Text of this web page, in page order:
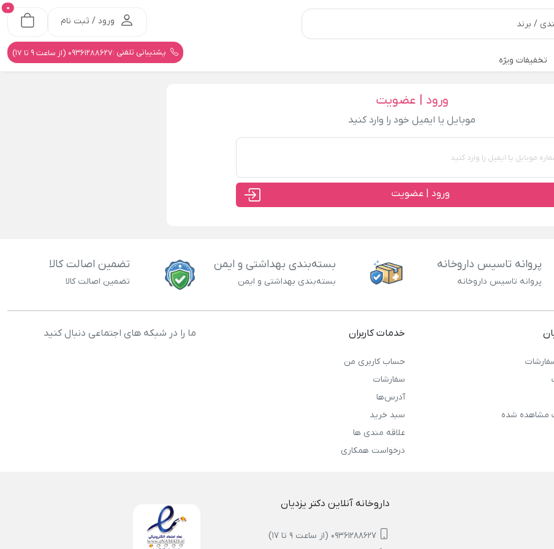
ورود / ثبت نام
0
پشتیبانی تلفنی :09361288627 (از ساعت 9 تا 17)
تخفیفات ویژه
ورود | عضویت
موبایل یا ایمیل خود را وارد کنید
ورود | عضویت
پروانه تاسیس داروخانه
پروانه تاسیس داروخانه
بسته‌بندی بهداشتی و ایمن
بسته‌بندی بهداشتی و ایمن
تضمین اصالت کالا
تضمین اصالت کالا
مشاهده شده
خدمات کاربران
حساب کاربری من
سفارشات
آدرس‌ها
سبد خرید
علاقه مندی ها
درخواست همکاری
ما را در شبکه های اجتماعی دنبال کنید
داروخانه آنلاین دکتر یزدیان
09361288627 (از ساعت 9 تا 17)